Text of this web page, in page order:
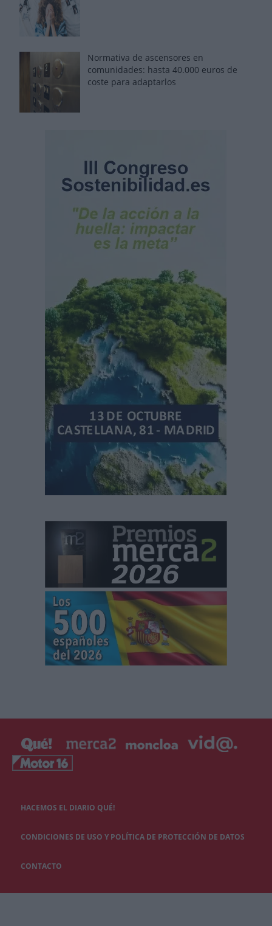
Normativa de ascensores en
comunidades: hasta 40.000 euros de
coste para adaptarlos
HACEMOS EL DIARIO QUÉ!
CONDICIONES DE USO Y POLÍTICA DE PROTECCIÓN DE DATOS
CONTACTO